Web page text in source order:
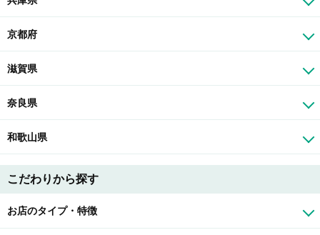
京都府
滋賀県
奈良県
和歌山県
こだわりから探す
お店のタイプ・特徴